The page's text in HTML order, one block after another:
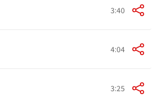
3:40
4:04
3:25